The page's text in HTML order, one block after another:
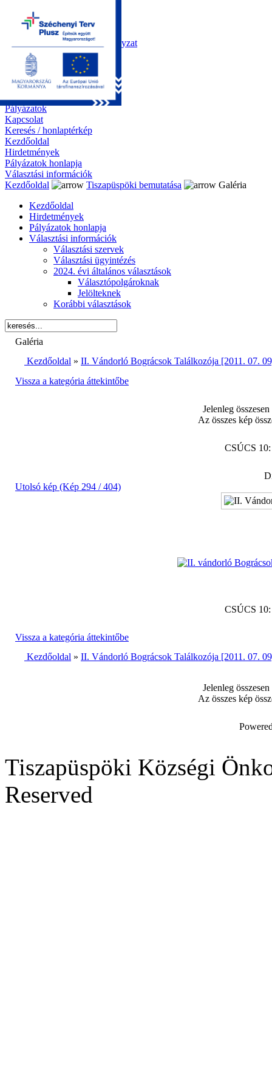
Kezdőoldal
Önkormányzat
Polgármesteri Hivatal
Roma Nemzetiségi Önkormányzat
Elektronikus ügyintézés
Közérdekű információk
Tiszapüspöki bemutatása
Galéria
Díjazottaink
Pályázatok
Kapcsolat
Keresés / honlaptérkép
Kezdőoldal
Hirdetmények
Pályázatok honlapja
Választási információk
Kezdőoldal
Tiszapüspöki bemutatása
Galéria
Kezdőoldal
Hirdetmények
Pályázatok honlapja
Választási információk
Választási szervek
Választási ügyintézés
2024. évi általános választások
Választópolgároknak
Jelölteknek
Korábbi választások
Galéria
Kezdőoldal » II. Vándorló Bográcsok Találkozója [2011. 07.
Vissza a kategória áttekintőbe
Jelenleg
Az összes kép
CSÚCS
Utolsó kép (Kép 294 / 404)
CSÚCS
Vissza a kategória áttekintőbe
Kezdőoldal » II. Vándorló Bográcsok Találkozója [2011. 07.
Jelenleg
Az összes kép
Tiszapüspöki Községi
Reserved